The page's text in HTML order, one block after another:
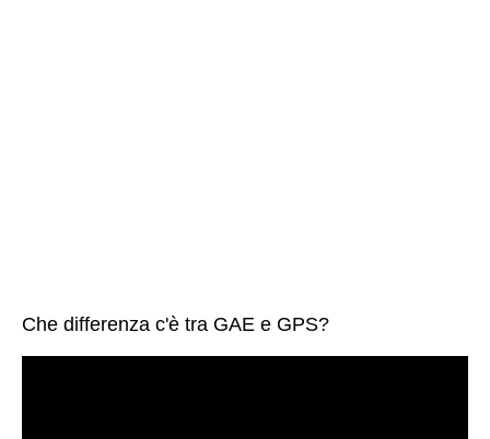
Che differenza c'è tra GAE e GPS?